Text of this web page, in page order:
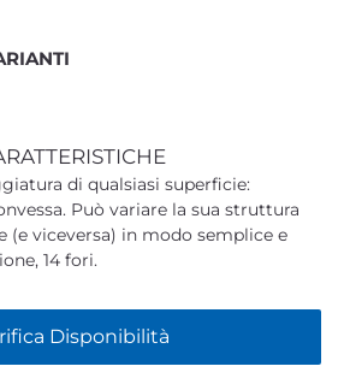
di qualsiasi superficie:
Può variare la sua struttura
(e viceversa) in modo semplice e
14 fori.
Disponibilità